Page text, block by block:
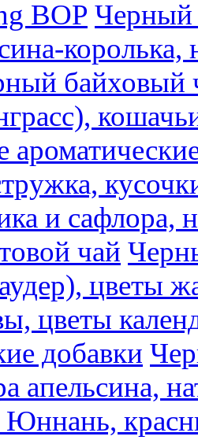
BOP Черный
байховый
и сафлора,
чай
цветы
цветы
добавки
апельсина,